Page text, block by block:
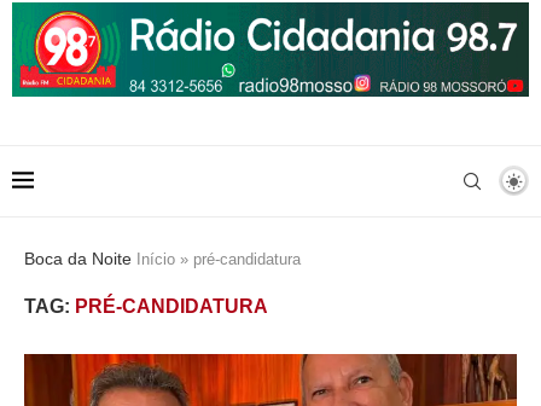
Boca da Noite Início » pré-candidatura
TAG: PRÉ-CANDIDATURA